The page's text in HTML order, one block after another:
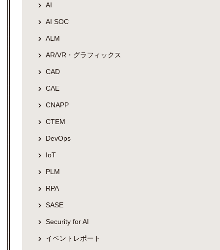
AI
AI SOC
ALM
AR/VR・グラフィックス
CAD
CAE
CNAPP
CTEM
DevOps
IoT
PLM
RPA
SASE
Security for AI
イベントレポート